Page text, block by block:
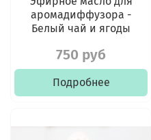
аромадиффузора -
Белый чай и ягоды
750 руб
Подробнее